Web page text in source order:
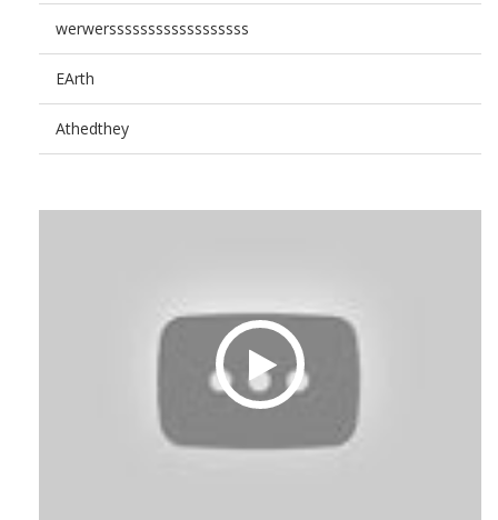
werwerssssssssssssssssss
EArth
Athedthey